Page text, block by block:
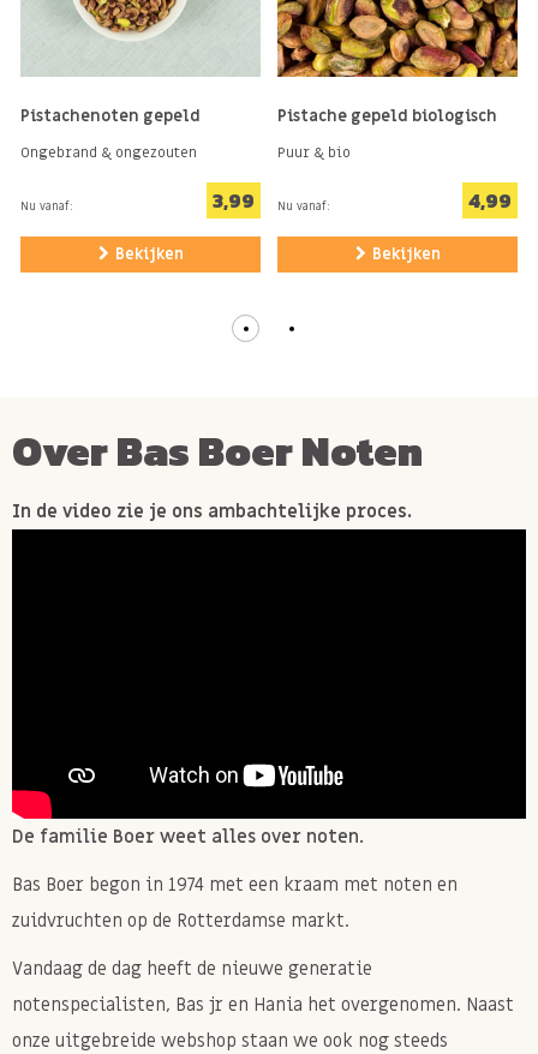
Pistachenoten gepeld
Ongebrand & ongezouten
Nu vanaf: 3,99
Bekijken
Pistache gepeld biologisch
Puur & bio
Nu vanaf: 4,99
Bekijken
Over Bas Boer Noten
De familie Boer weet alles over noten.
Bas Boer begon in 1974 met een kraam met noten en
zuidvruchten op de Rotterdamse markt.
Vandaag de dag heeft de nieuwe generatie
notenspecialisten, Bas jr en Hania het overgenomen. Naast
onze uitgebreide webshop staan we ook nog steeds
In de video zie je ons ambachtelijke proces.